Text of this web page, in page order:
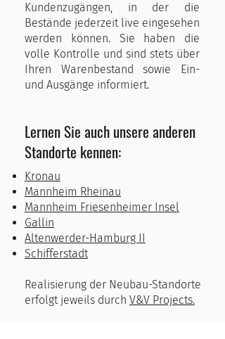
Kundenzugängen, in der die
Bestände jederzeit live eingesehen
werden können. Sie haben die
volle Kontrolle und sind stets über
Ihren Warenbestand sowie Ein-
und Ausgänge informiert.
Lernen Sie auch unsere anderen
Standorte kennen:
Kronau
Mannheim Rheinau
Mannheim Friesenheimer Insel
Gallin
Altenwerder-Hamburg II
Schifferstadt
Realisierung der Neubau-Standorte
erfolgt jeweils durch V&V Projects.